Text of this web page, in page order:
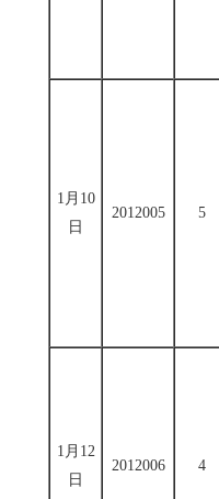
1月10
日
2012005 5
1月12
日
2012006 4